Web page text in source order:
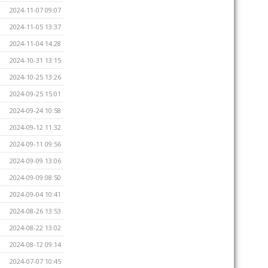
2024-11-07 09:07
2024-11-05 13:37
2024-11-04 14:28
2024-10-31 13:15
2024-10-25 13:26
2024-09-25 15:01
2024-09-24 10:58
2024-09-12 11:32
2024-09-11 09:56
2024-09-09 13:06
2024-09-09 08:50
2024-09-04 10:41
2024-08-26 13:53
2024-08-22 13:02
2024-08-12 09:14
2024-07-07 10:45